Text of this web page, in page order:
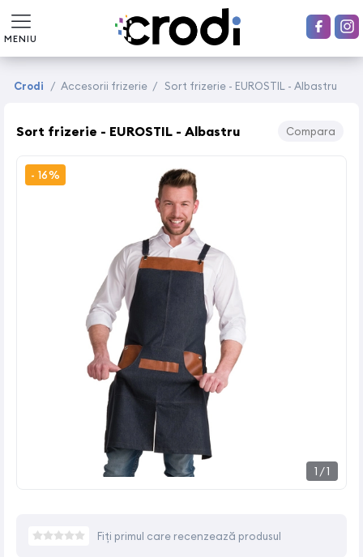
MENIU
Crodi / Accesorii frizerie / Sort frizerie - EUROSTIL - Albastru
Sort frizerie - EUROSTIL - Albastru Compara
1 /1
- 16%
Fiți primul care recenzează produsul